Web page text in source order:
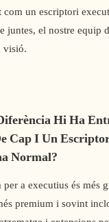
un escriptori
juntes, el nostre equip
visió.
Hi Ha
Cap I Un
Normal?
per a executius és més
premium i sovint